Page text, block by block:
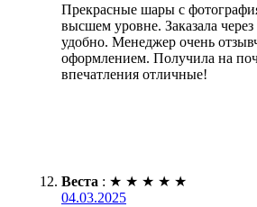
Прекрасные шары с
высшем уровне. Заказала
удобно. Менеджер очень
оформлением. Получила на
впечатления отличные!
Веста : ★ ★ ★ ★ ★
04.03.2025